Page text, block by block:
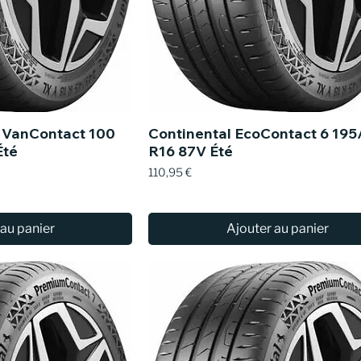
100
panier
Continental EcoContact 6
R16 87V Été
Prix
110,95 €
Ajouter au panier